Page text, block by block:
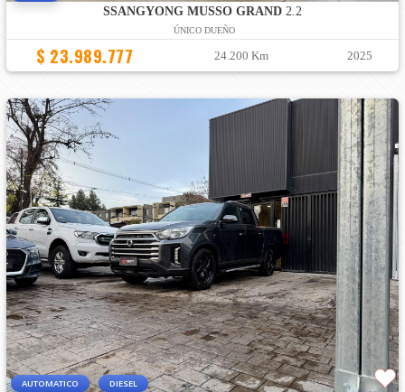
SSANGYONG MUSSO GRAND2.2
ÚNICO DUEÑO
$ 23.989.777 24.200 Km 2025
AUTOMATICO DIESEL